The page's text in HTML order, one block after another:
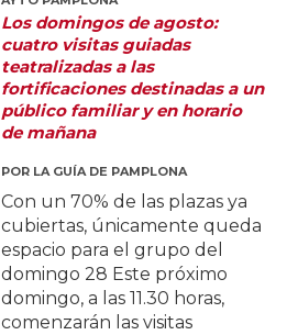
Los domingos de agosto:
cuatro visitas guiadas
teatralizadas a las
fortificaciones destinadas a un
público familiar y en horario
de mañana
POR LA GUÍA DE PAMPLONA
Con un 70% de las plazas ya
cubiertas, únicamente queda
espacio para el grupo del
domingo 28 Este próximo
domingo, a las 11.30 horas,
comenzarán las visitas